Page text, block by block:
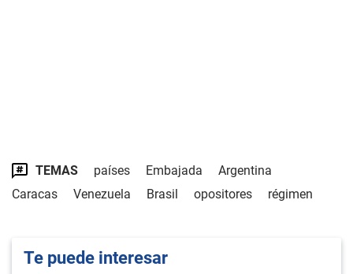
TEMAS países Embajada
Argentina
Caracas
Venezuela Brasil opositores régimen
Te puede interesar